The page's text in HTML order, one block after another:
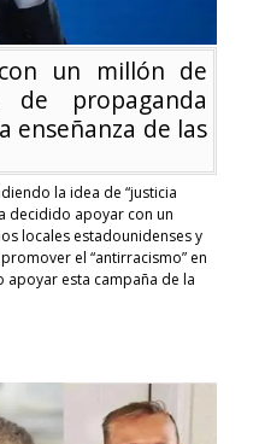
un millón de
propaganda
enseñanza de las
la idea de “justicia
decidido apoyar con un
locales estadounidenses y
el “antirracismo” en
apoyar esta campaña de la
millón